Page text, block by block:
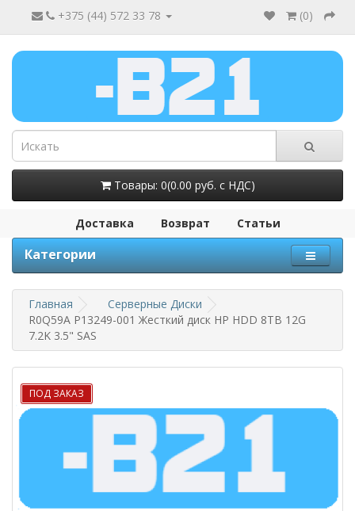
+375 (44) 572 33 78 (0)
Товары: 0(0.00 руб. с НДС)
Доставка Возврат Статьи
Категории
Главная
Серверные Диски
R0Q59A P13249-001 Жесткий диск HP HDD 8TB 12G
7.2K 3.5" SAS
ПОД ЗАКАЗ